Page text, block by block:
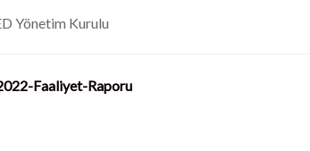
Yönetim Kurulu
Faaliyet-Raporu